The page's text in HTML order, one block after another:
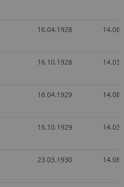
16.04.1928
16.10.1928
16.04.1929
16.10.1929
23.03.1930